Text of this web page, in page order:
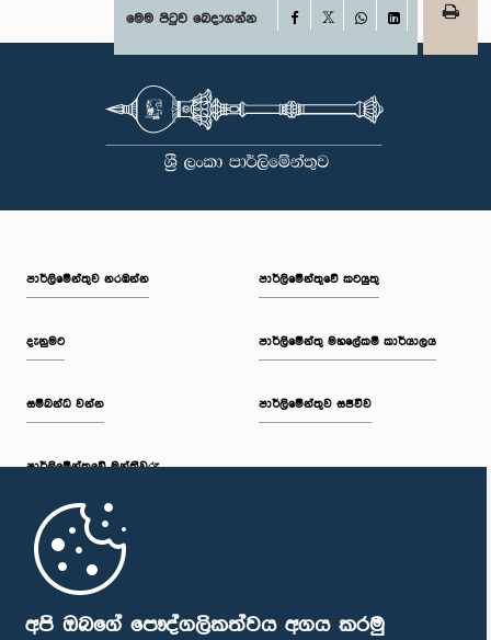
අපි ඔබගේ පෞද්ගලිකත්වය අගය කරමු
මෙම පිටුව බෙදාගන්න Facebook
WhatsAppLinkedIn
පාර්ලි‌මේන්තුව නරඹන්න
දැනුමට
සම්බන්ධ වන්න
පාර්ලි‌මේන්තුවේ මන්ත්‍රීවරු
මුල් පිටුව
පාර්ලිමේන්තුවේ කටයුතු
පාර්ලිමේන්තු මහලේකම් කාර්යාලය
පාර්ලිමේන්තුව සජීවීව
පාර්ලිමේන්තු ජංගම යෙදුම